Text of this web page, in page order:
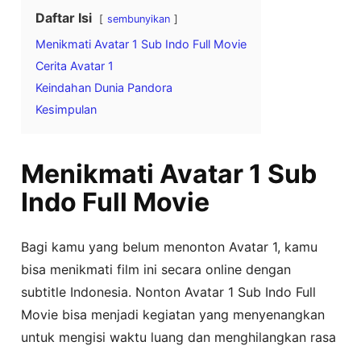
Daftar Isi sembunyikan
Menikmati Avatar 1 Sub Indo Full Movie
Cerita Avatar 1
Keindahan Dunia Pandora
Kesimpulan
Menikmati Avatar 1 Sub
Indo Full Movie
Bagi kamu yang belum menonton Avatar 1, kamu
bisa menikmati film ini secara online dengan
subtitle Indonesia. Nonton Avatar 1 Sub Indo Full
Movie bisa menjadi kegiatan yang menyenangkan
untuk mengisi waktu luang dan menghilangkan rasa